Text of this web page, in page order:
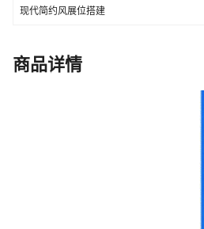
现代简约风展位搭建
商品详情